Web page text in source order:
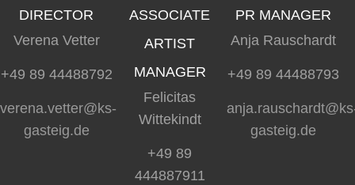
DIRECTOR
Verena Vetter
+49 89 44488792
verena.vetter@ks-
gasteig.de
ASSOCIATE
ARTIST
MANAGER
Felicitas
Wittekindt
+49 89
444887911
PR MANAGER
Anja Rauschardt
+49 89 44488793
gasteig.de